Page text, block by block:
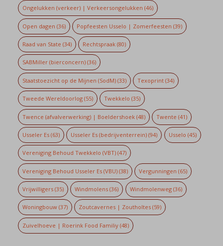
Ongelukken (verkeer) | Verkeersongelukken (46)
Open dagen (36) Popfeesten Usselo | Zomerfeesten (39)
Raad van State (34) Rechtspraak (80)
SABMiller (bierconcern)(36)
Staatstoezicht op de Mijnen (SodM)(33) Texoprint (34)
Tweede Wereldoorlog(55) Twekkelo (35)
Twence (afvalverwerking) | Boeldershoek(48) Twente (41)
Usseler Es(63) Usseler Es (bedrijventerrein) (94) Usselo (45)
Vereniging Behoud Twekkelo (VBT)(47)
Vereniging Behoud Usseler Es (VBU)(38) Vergunningen (65)
Vrijwilligers(35) Windmolens (36) Windmolenweg(36)
Woningbouw(37) Zoutcavernes | Zoutholtes (59)
Zuivelhoeve | Roerink Food Familiy(48)